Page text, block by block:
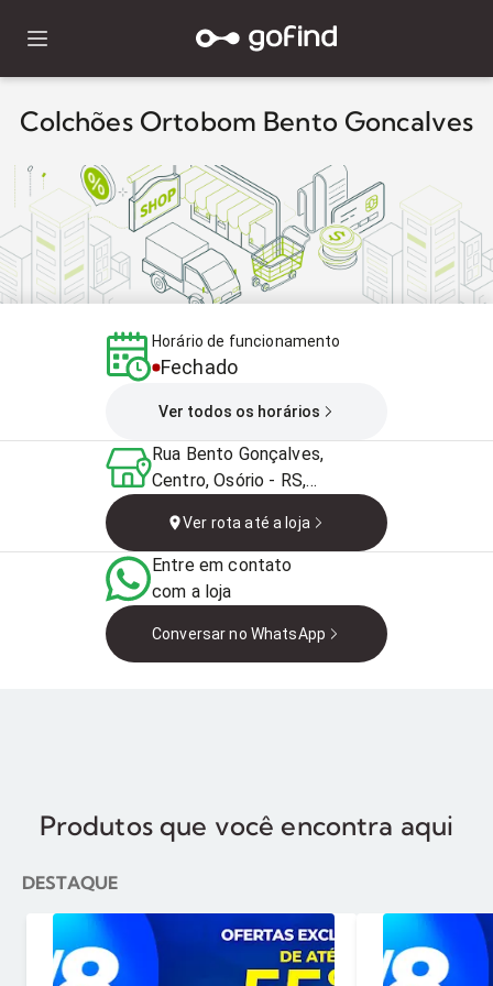
Colchões Ortobom Bento Goncalves
Horário de funcionamento
Fechado
Ver todos os horários
Rua Bento Gonçalves,
Centro, Osório - RS,
Ver rota até a loja
Entre em contato
com a loja
Conversar no WhatsApp
Produtos que você encontra aqui
DESTAQUE